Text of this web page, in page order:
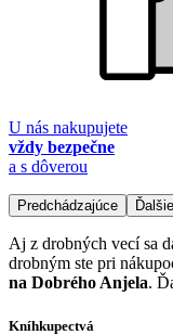
U nás nakupujete
vždy bezpečne
a s dôverou
Predchádzajúce Ďalšie
Aj z drobných vecí sa
drobným ste pri
na Dobrého Anjela.
Kníhkupectvá